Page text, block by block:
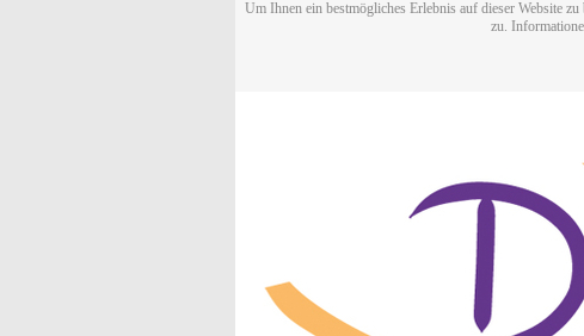
Um Ihnen ein bestmögliches Erlebnis auf dieser Website
zu.